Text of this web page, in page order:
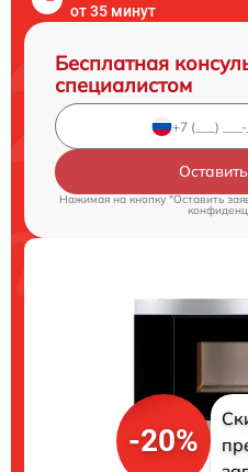
от 35 минут
Бесплатная
специалистом
Нажимая на кнопку "Оставить
-20%